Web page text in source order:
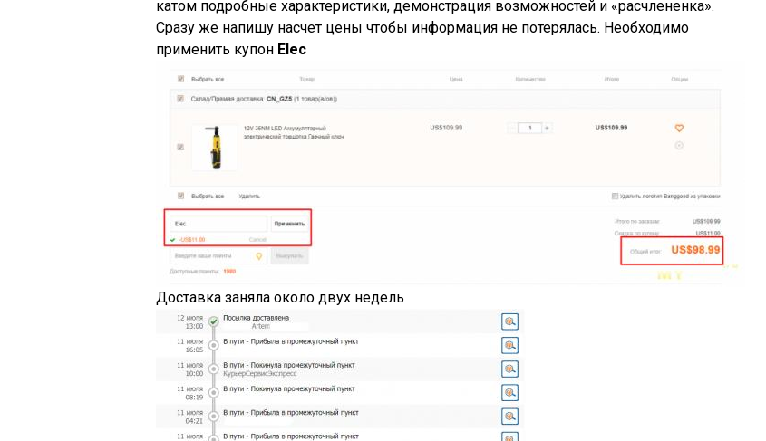
катом подробные характеристики, демонстрация возможностей и «расчлененка».
Сразу же напишу насчет цены чтобы информация не потерялась. Необходимо
применить купон Elec
Доставка заняла около двух недель